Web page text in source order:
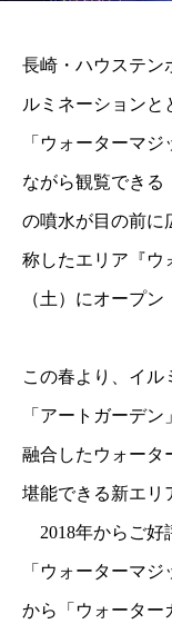
長崎・ハウステン
ルミネーションと
「ウォーターマ
ながら観覧できる
の噴水が目の前に
称したエリア『ウ
（土）にオープン
この春より、イル
「アートガーデ
融合したウォータ
堪能できる新エリ
2018年からご好
「ウォーターマ
から「ウォーター